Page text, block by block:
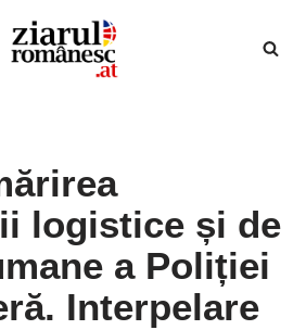
logistice și de
a Poliției
Interpelare